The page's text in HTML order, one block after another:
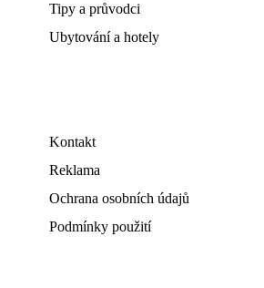
Tipy a průvodci
Ubytování a hotely
Kontakt
Reklama
Ochrana osobních údajů
Podmínky použití